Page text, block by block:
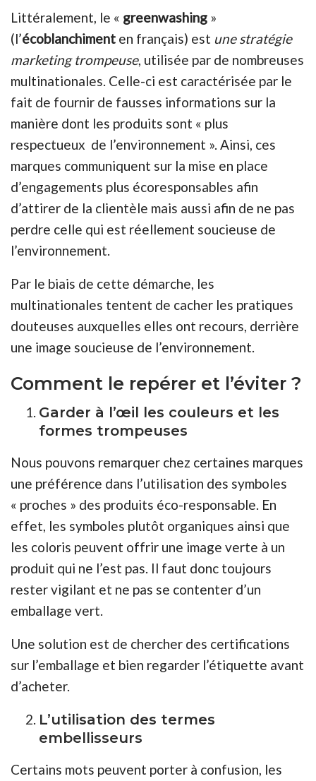
Littéralement, le « greenwashing »
(l’écoblanchiment en français) est une stratégie
marketing trompeuse, utilisée par de nombreuses
multinationales. Celle-ci est caractérisée par le
fait de fournir de fausses informations sur la
manière dont les produits sont « plus
respectueux de l’environnement ». Ainsi, ces
marques communiquent sur la mise en place
d’engagements plus écoresponsables afin
d’attirer de la clientèle mais aussi afin de ne pas
perdre celle qui est réellement soucieuse de
l’environnement.
Par le biais de cette démarche, les
multinationales tentent de cacher les pratiques
douteuses auxquelles elles ont recours, derrière
une image soucieuse de l’environnement.
Comment le repérer et l’éviter ?
Garder à l’œil les couleurs et les
formes trompeuses
Nous pouvons remarquer chez certaines marques
une préférence dans l’utilisation des symboles
« proches » des produits éco-responsable. En
effet, les symboles plutôt organiques ainsi que
les coloris peuvent offrir une image verte à un
produit qui ne l’est pas. Il faut donc toujours
rester vigilant et ne pas se contenter d’un
emballage vert.
Une solution est de chercher des certifications
sur l’emballage et bien regarder l’étiquette avant
d’acheter.
L’utilisation des termes
embellisseurs
Certains mots peuvent porter à confusion, les